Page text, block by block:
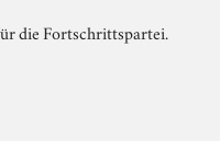
die Fortschrittspartei.